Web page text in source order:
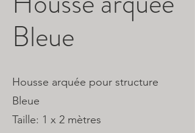
Bleue
Housse arquée pour structure
Bleue
Taille: 1 x 2 mètres